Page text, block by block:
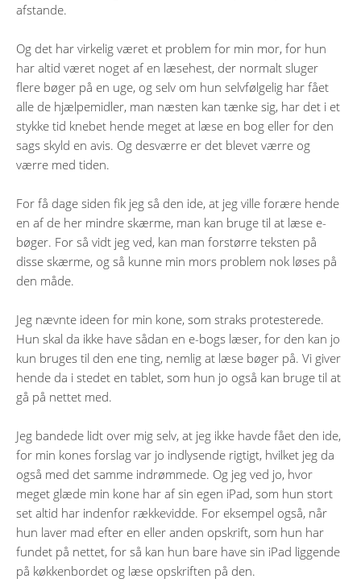
afstande.
Og det har virkelig været et problem for min mor, for hun
har altid været noget af en læsehest, der normalt sluger
flere bøger på en uge, og selv om hun selvfølgelig har fået
alle de hjælpemidler, man næsten kan tænke sig, har det i et
stykke tid knebet hende meget at læse en bog eller for den
sags skyld en avis. Og desværre er det blevet værre og
værre med tiden.
For få dage siden fik jeg så den ide, at jeg ville forære hende
en af de her mindre skærme, man kan bruge til at læse e-
bøger. For så vidt jeg ved, kan man forstørre teksten på
disse skærme, og så kunne min mors problem nok løses på
den måde.
Jeg nævnte ideen for min kone, som straks protesterede.
Hun skal da ikke have sådan en e-bogs læser, for den kan jo
kun bruges til den ene ting, nemlig at læse bøger på. Vi giver
hende da i stedet en tablet, som hun jo også kan bruge til at
gå på nettet med.
Jeg bandede lidt over mig selv, at jeg ikke havde fået den ide,
for min kones forslag var jo indlysende rigtigt, hvilket jeg da
også med det samme indrømmede. Og jeg ved jo, hvor
meget glæde min kone har af sin egen iPad, som hun stort
set altid har indenfor rækkevidde. For eksempel også, når
hun laver mad efter en eller anden opskrift, som hun har
fundet på nettet, for så kan hun bare have sin iPad liggende
på køkkenbordet og læse opskriften på den.